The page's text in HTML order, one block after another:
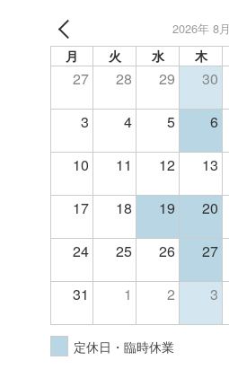
2026年 8月
月 火 水 木
27 28 29 30
3 4 5 6
10 11 12 13
17 18 19 20
24 25 26 27
31 1 2 3
定休日・臨時休業